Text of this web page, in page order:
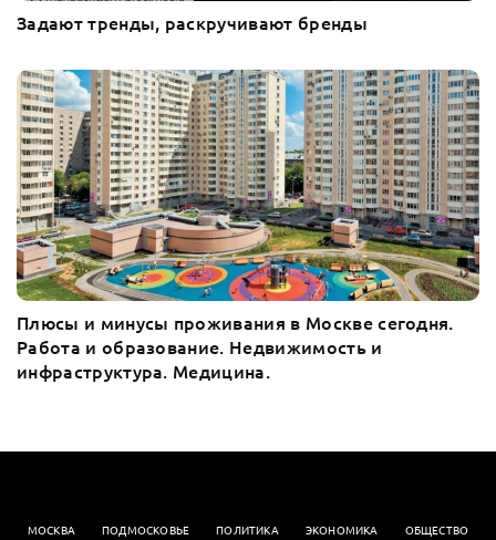
Задают тренды, раскручивают бренды
Плюсы и минусы проживания в Москве сегодня.
Работа и образование. Недвижимость и
инфраструктура. Медицина.
МОСКВА ПОДМОСКОВЬЕ ПОЛИТИКА ЭКОНОМИКА OБЩЕСТВО